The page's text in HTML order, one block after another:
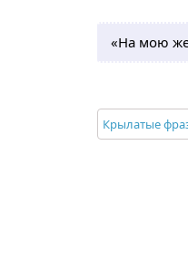
«На мою
Крылатые